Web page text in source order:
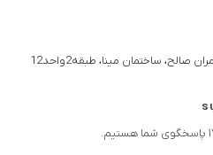
ساختمان مینا، طبقه2واحد12